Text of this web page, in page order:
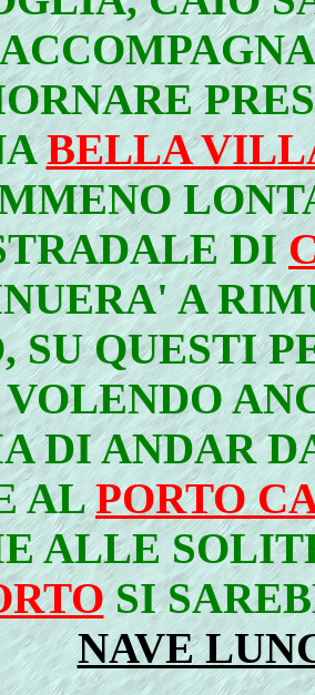
BELLA
DI
A
SU QUESTI
DI ANDAR
ALPORTO
ALLE
SI
NAVE